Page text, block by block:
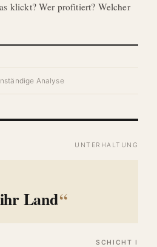
klickt? Wer profitiert? Welcher
Analyse
UNTERHALTUNG
Land
SCHICHT I